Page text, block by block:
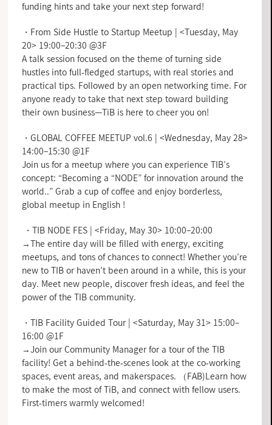
funding hints and take your next step forward!
・From Side Hustle to Startup Meetup | <Tuesday, May
20> 19:00–20:30 @3F
A talk session focused on the theme of turning side
hustles into full-fledged startups, with real stories and
practical tips. Followed by an open networking time. For
anyone ready to take that next step toward building
their own business—TiB is here to cheer you on!
・GLOBAL COFFEE MEETUP vol.6 | <Wednesday, May 28>
14:00–15:30 @1F
Join us for a meetup where you can experience TIB’s
concept: “Becoming a “NODE” for innovation around the
world..” Grab a cup of coffee and enjoy borderless,
global meetup in English !
・TIB NODE FES | <Friday, May 30> 10:00–20:00
→The entire day will be filled with energy, exciting
meetups, and tons of chances to connect! Whether you’re
new to TIB or haven’t been around in a while, this is your
day. Meet new people, discover fresh ideas, and feel the
power of the TIB community.
・TIB Facility Guided Tour | <Saturday, May 31> 15:00–
16:00 @1F
→Join our Community Manager for a tour of the TIB
facility! Get a behind-the-scenes look at the co-working
spaces, event areas, and makerspaces. （FAB)Learn how
to make the most of TiB, and connect with fellow users.
First-timers warmly welcomed!